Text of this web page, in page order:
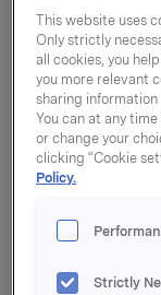
Welke
doel wij dat
of zal af te
met ons. Het
reageren
leveren. Het
This website uses
Only strictly
all cookies, you
you more relevant
sharing
You can at any
or change your
clicking “Cookie
Policy.
Strictly